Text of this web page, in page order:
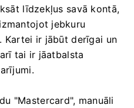
līdzekļus savā kontā,
jebkuru
ir jābūt derīgai un
tai ir jāatbalsta
"Mastercard", manuāli